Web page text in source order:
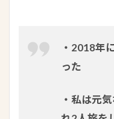
・2018年
った
・私は元